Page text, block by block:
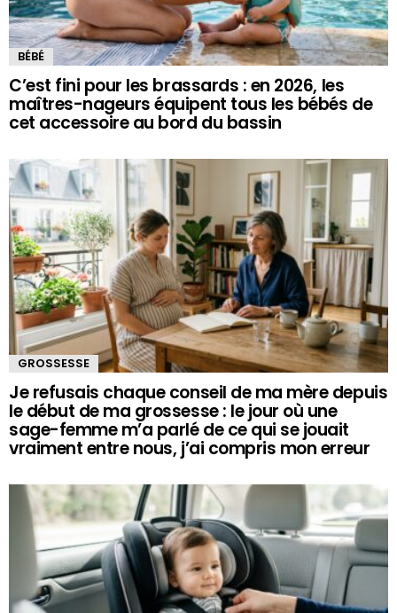
BÉBÉ
C’est fini pour les brassards : en 2026, les
maîtres-nageurs équipent tous les bébés de
cet accessoire au bord du bassin
GROSSESSE
Je refusais chaque conseil de ma mère depuis
le début de ma grossesse : le jour où une
sage-femme m’a parlé de ce qui se jouait
vraiment entre nous, j’ai compris mon erreur